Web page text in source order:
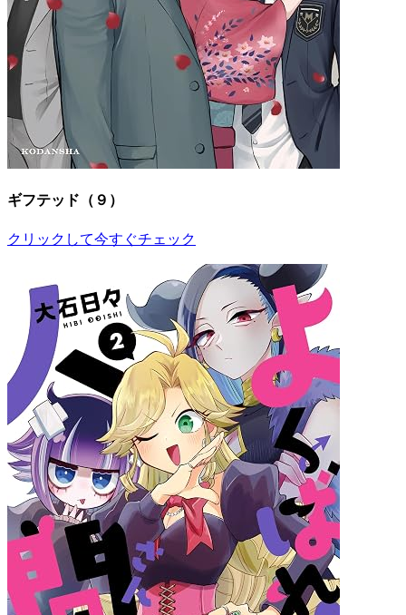
ギフテッド（９）
クリックして今すぐチェック